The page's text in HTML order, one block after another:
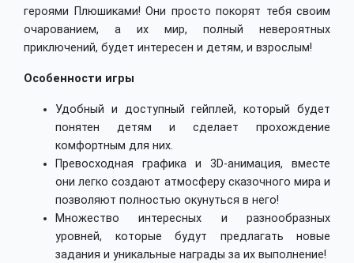
героями Плюшиками! Они просто покорят тебя своим
очарованием, а их мир, полный невероятных
приключений, будет интересен и детям, и взрослым!
Особенности игры
Удобный и доступный гейплей, который будет
понятен детям и сделает прохождение
комфортным для них.
Превосходная графика и 3D-анимация, вместе
они легко создают атмосферу сказочного мира и
позволяют полностью окунуться в него!
Множество интересных и разнообразных
уровней, которые будут предлагать новые
задания и уникальные награды за их выполнение!